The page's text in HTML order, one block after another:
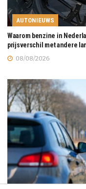
AUTONIEUWS
Waarom benzine in
prijsverschil met andere
08/08/2026